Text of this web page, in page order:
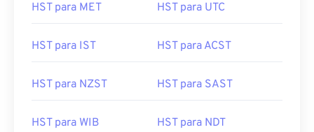
HST para MET HST para UTC
HST para IST HST para ACST
HST para NZST HST para SAST
HST para WIB HST para NDT